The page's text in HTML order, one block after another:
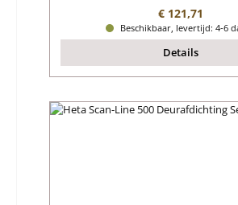
Normale prijs:
€ 121,71
Beschikbaar, levertijd: 4-6
Details